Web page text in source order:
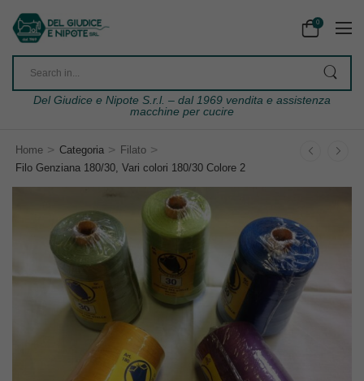
0
Del Giudice e Nipote S.r.l. – dal 1969 vendita e assistenza
macchine per cucire
Home > Categoria > Filato >
Filo Genziana 180/30, Vari colori 180/30 Colore 2